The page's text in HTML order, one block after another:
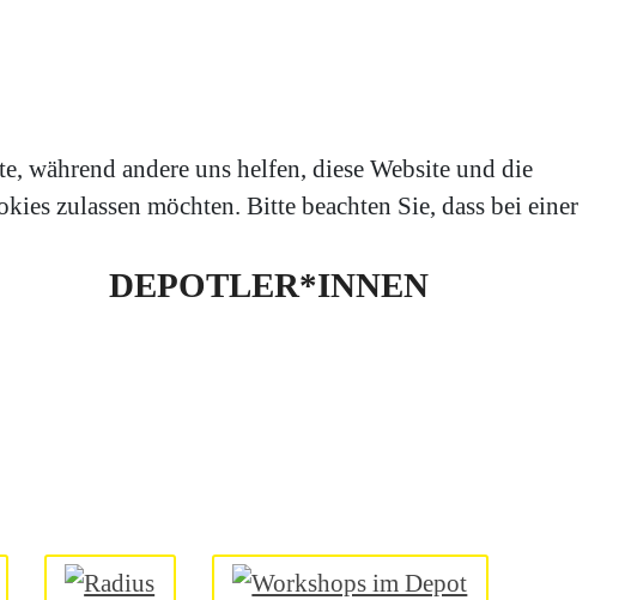
DEPOTLER*INNEN
während andere uns helfen, diese Website und die
zulassen möchten. Bitte beachten Sie, dass bei einer